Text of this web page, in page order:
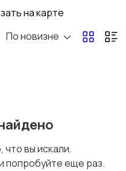
Добыча сырья,
на карте
По новизне
что вы искали.
попробуйте еще раз.